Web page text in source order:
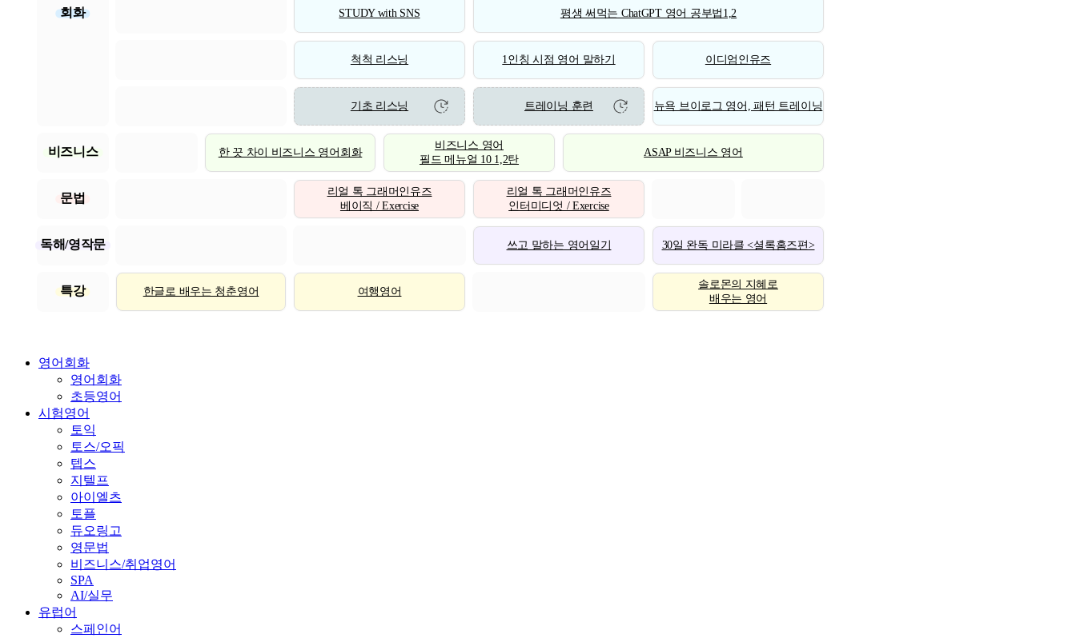
회화 STUDY with SNS 평생 써먹는 ChatGPT 영어 공부법1,2
척척 리스닝 1인칭 시점 영어 말하기 이디엄인유즈
기초 리스닝 트레이닝 훈련 뉴욕 브이로그 영어, 패턴 트레이닝
비즈니스 한 끗 차이 비즈니스 영어회화
비즈니스 영어
필드 메뉴얼 10 1,2탄
ASAP 비즈니스 영어
문법
리얼 톡 그래머인유즈
베이직 / Exercise
리얼 톡 그래머인유즈
인터미디엇 / Exercise
독해/영작문 쓰고 말하는 영어일기 30일 완독 미라클 <셜록홈즈편>
특강 한글로 배우는 청춘영어 여행영어
솔로몬의 지혜로
배우는 영어
영어회화
영어회화
초등영어
시험영어
토익
토스/오픽
텝스
지텔프
아이엘츠
토플
듀오링고
영문법
비즈니스/취업영어
SPA
AI/실무
유럽어
스페인어